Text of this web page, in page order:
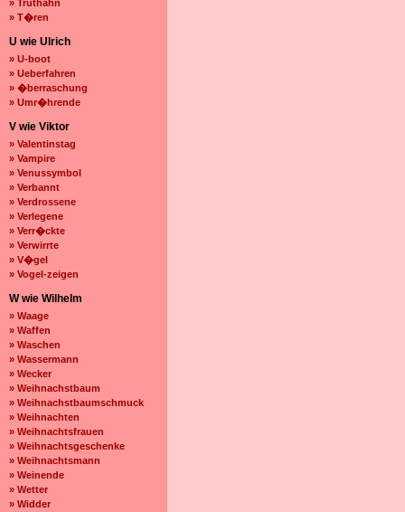
» Truthahn
» T�ren
U wie Ulrich
» U-boot
» Ueberfahren
» �berraschung
» Umr�hrende
V wie Viktor
» Valentinstag
» Vampire
» Venussymbol
» Verbannt
» Verdrossene
» Verlegene
» Verr�ckte
» Verwirrte
» V�gel
» Vogel-zeigen
W wie Wilhelm
» Waage
» Waffen
» Waschen
» Wassermann
» Wecker
» Weihnachstbaum
» Weihnachstbaumschmuck
» Weihnachten
» Weihnachtsfrauen
» Weihnachtsgeschenke
» Weihnachtsmann
» Weinende
» Wetter
» Widder